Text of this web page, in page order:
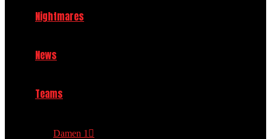
Nightmares
News
Teams
Damen 1